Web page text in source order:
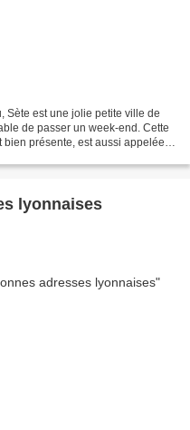
Sète est une jolie petite ville de
de passer un week-end. Cette
présente, est aussi appelée
lyonnaises